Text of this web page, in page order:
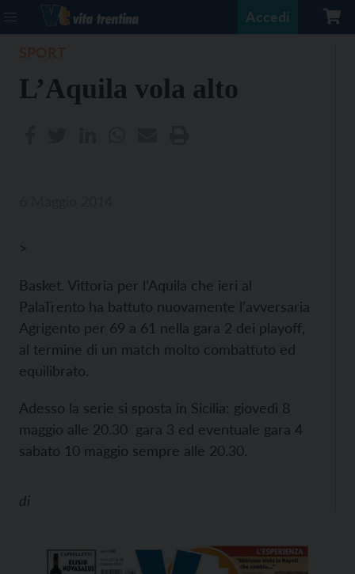
Accedi
L’Aquila vola alto
>
Basket. Vittoria per l’Aquila che ieri al
PalaTrento ha battuto nuovamente l’avversaria
Agrigento per 69 a 61 nella gara 2 dei playoff,
al termine di un match molto combattuto ed
equilibrato.
Adesso la serie si sposta in Sicilia: giovedì 8
maggio alle 20.30 gara 3 ed eventuale gara 4
sabato 10 maggio sempre alle 20.30.
di